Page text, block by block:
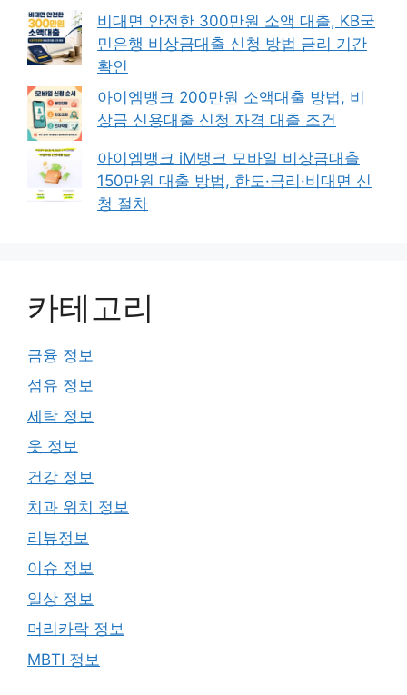
비대면 안전한 300만원 소액 대출, KB국
민은행 비상금대출 신청 방법 금리 기간
확인
아이엠뱅크 200만원 소액대출 방법, 비
상금 신용대출 신청 자격 대출 조건
아이엠뱅크 iM뱅크 모바일 비상금대출
150만원 대출 방법, 한도·금리·비대면 신
청 절차
카테고리
금융 정보
섬유 정보
세탁 정보
옷 정보
건강 정보
치과 위치 정보
리뷰정보
이슈 정보
일상 정보
머리카락 정보
MBTI 정보